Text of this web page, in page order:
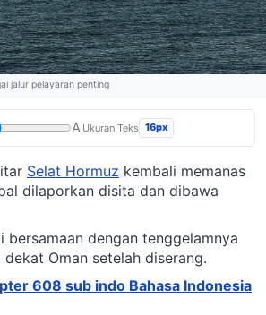
jalur pelayaran penting
A Ukuran Teks 16px
Selat Hormuz kembali memanas
dilaporkan disita dan dibawa
bersamaan dengan tenggelamnya
Oman setelah diserang.
608 sub indo Bahasa Indonesia